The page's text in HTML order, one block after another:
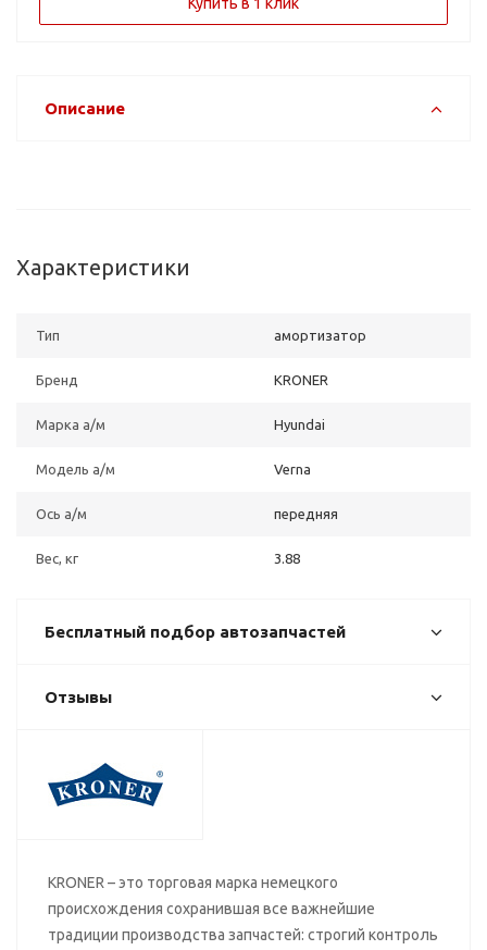
Описание
Характеристики
Тип амортизатор
Бренд KRONER
Марка а/м Hyundai
Модель а/м Verna
Ось а/м передняя
Вес, кг 3.88
Бесплатный подбор автозапчастей
Отзывы
KRONER – это торговая марка немецкого
происхождения сохранившая все важнейшие
традиции производства запчастей: строгий контроль